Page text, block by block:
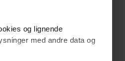
og lignende
med andre data og
i